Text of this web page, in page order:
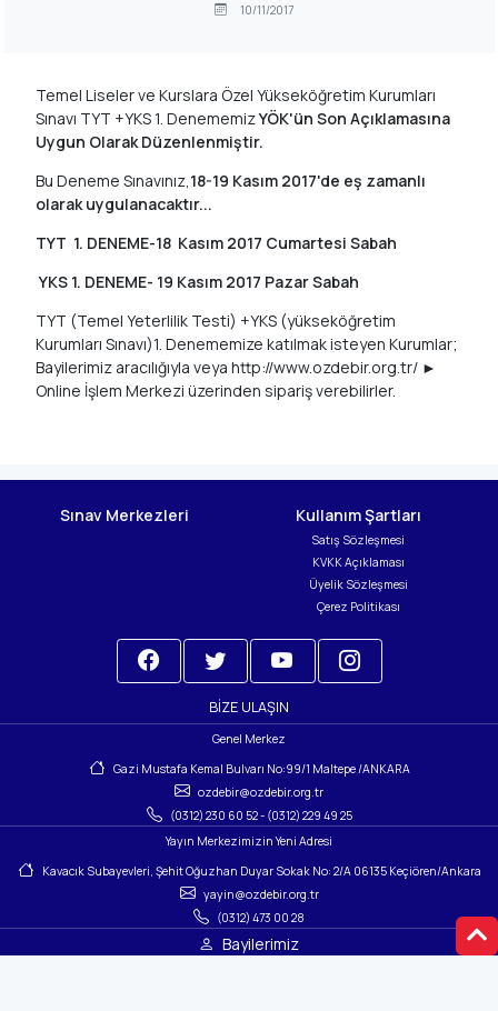
10/11/2017
Temel Liseler ve Kurslara Özel Yükseköğretim Kurumları
Sınavı TYT +YKS 1. DenememizYÖK'ün Son Açıklamasına
Uygun Olarak Düzenlenmiştir.
Bu Deneme Sınavınız, 18-19 Kasım 2017'de eş zamanlı
olarak uygulanacaktır...
TYT 1. DENEME-18 Kasım 2017 Cumartesi Sabah
YKS 1. DENEME- 19 Kasım 2017 Pazar Sabah
TYT (Temel Yeterlilik Testi) +YKS (yükseköğretim
Kurumları Sınavı)1. Denememize katılmak isteyen Kurumlar;
Bayilerimiz aracılığıyla veya http://www.ozdebir.org.tr/ ►
Online İşlem Merkezi üzerinden sipariş verebilirler.
Sınav Merkezleri Kullanım Şartları
Satış Sözleşmesi
KVKK Açıklaması
Üyelik Sözleşmesi
Çerez Politikası
BIZE ULAŞIN
Genel Merkez
Gazi Mustafa Kemal Bulvarı No:99/1 Maltepe /ANKARA
ozdebir@ozdebir.org.tr
(0312) 230 60 52- (0312) 229 49 25
Yayın Merkezimizin Yeni Adresi
Kavacık Subayevleri, Şehit Oğuzhan Duyar Sokak No: 2/A 06135 Keçiören/Ankara
yayin@ozdebir.org.tr
(0312) 473 00 28
Bayilerimiz